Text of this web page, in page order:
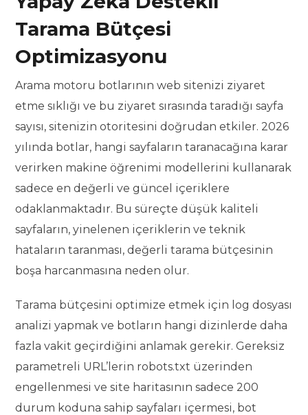
Tarama Bütçesi
Optimizasyonu
Arama motoru botlarının web sitenizi ziyaret
etme sıklığı ve bu ziyaret sırasında taradığı sayfa
sayısı, sitenizin otoritesini doğrudan etkiler. 2026
yılında botlar, hangi sayfaların taranacağına karar
verirken makine öğrenimi modellerini kullanarak
sadece en değerli ve güncel içeriklere
odaklanmaktadır. Bu süreçte düşük kaliteli
sayfaların, yinelenen içeriklerin ve teknik
hataların taranması, değerli tarama bütçesinin
boşa harcanmasına neden olur.
Tarama bütçesini optimize etmek için log dosyası
analizi yapmak ve botların hangi dizinlerde daha
fazla vakit geçirdiğini anlamak gerekir. Gereksiz
parametreli URL’lerin robots.txt üzerinden
engellenmesi ve site haritasının sadece 200
durum koduna sahip sayfaları içermesi, bot